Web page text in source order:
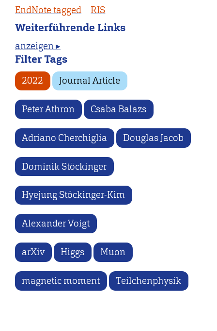
EndNote tagged
RIS
Weiterführende Links
anzeigen ▸
Filter Tags
2022 Journal Article
Peter Athron Csaba Balazs
Adriano Cherchiglia Douglas Jacob
Dominik Stöckinger
Hyejung Stöckinger-Kim
Alexander Voigt
arXiv Higgs Muon
magnetic moment Teilchenphysik